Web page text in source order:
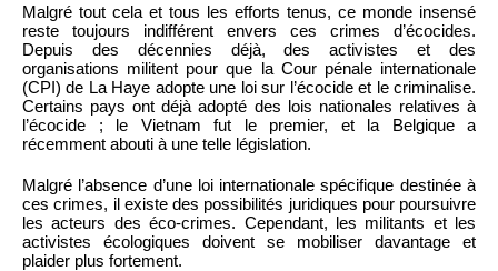
Malgré tout cela et tous les efforts tenus, ce monde insensé
reste toujours indifférent envers ces crimes d’écocides.
Depuis des décennies déjà, des activistes et des
organisations militent pour que la Cour pénale internationale
(CPI) de La Haye adopte une loi sur l’écocide et le criminalise.
Certains pays ont déjà adopté des lois nationales relatives à
l’écocide ; le Vietnam fut le premier, et la Belgique a
récemment abouti à une telle législation.
Malgré l’absence d’une loi internationale spécifique destinée à
ces crimes, il existe des possibilités juridiques pour poursuivre
les acteurs des éco-crimes. Cependant, les militants et les
activistes écologiques doivent se mobiliser davantage et
plaider plus fortement.